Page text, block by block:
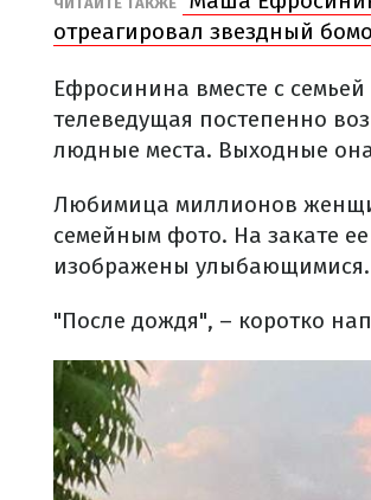
отреагировал звездный
Ефросинина вместе с
телеведущая постепенно
людные места. Выходные
Любимица миллионов
семейным фото. На закате
изображены улыбающимися.
"После дождя", – коротко